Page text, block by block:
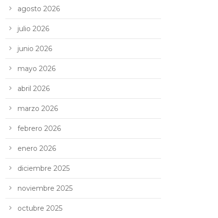
agosto 2026
julio 2026
junio 2026
mayo 2026
abril 2026
marzo 2026
febrero 2026
enero 2026
diciembre 2025
noviembre 2025
octubre 2025